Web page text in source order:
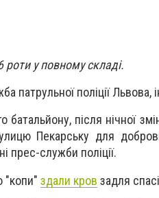
роти у повному складі.
патрульної поліції Львова,
батальйону, після нічної
Пекарську для
прес-служби поліції.
"копи" здали кров задля